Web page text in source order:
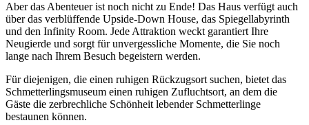
Aber das Abenteuer ist noch nicht zu Ende! Das Haus verfügt auch
über das verblüffende Upside-Down House, das Spiegellabyrinth
und den Infinity Room. Jede Attraktion weckt garantiert Ihre
Neugierde und sorgt für unvergessliche Momente, die Sie noch
lange nach Ihrem Besuch begeistern werden.
Für diejenigen, die einen ruhigen Rückzugsort suchen, bietet das
Schmetterlingsmuseum einen ruhigen Zufluchtsort, an dem die
Gäste die zerbrechliche Schönheit lebender Schmetterlinge
bestaunen können.